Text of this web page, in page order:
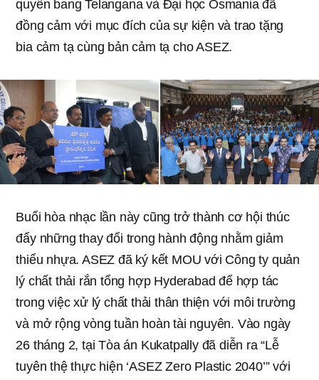
quyền bang Telangana và Đại học Osmania đã
đồng cảm với mục đích của sự kiện và trao tặng
bia cảm tạ cùng bản cảm tạ cho ASEZ.
Buổi hòa nhạc lần này cũng trở thành cơ hội thúc
đẩy những thay đổi trong hành động nhằm giảm
thiểu nhựa. ASEZ đã ký kết MOU với Công ty quản
lý chất thải rắn tổng hợp Hyderabad để hợp tác
trong việc xử lý chất thải thân thiện với môi trường
và mở rộng vòng tuần hoàn tài nguyên. Vào ngày
26 tháng 2, tại Tòa án Kukatpally đã diễn ra “Lễ
tuyên thệ thực hiện ‘ASEZ Zero Plastic 2040’” với